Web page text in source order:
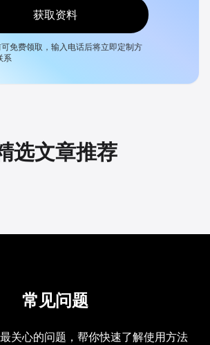
获取资料
免费领取，输入电话后将立即定制方
系
选文章推荐
常见问题
关心的问题，帮你快速了解使用方法